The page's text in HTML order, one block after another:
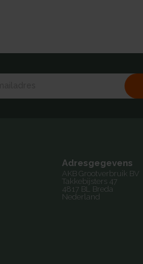
Adresgegevens
AKB Grootverbruik BV
Takkebijsters 47
4817 BL Breda
Nederland